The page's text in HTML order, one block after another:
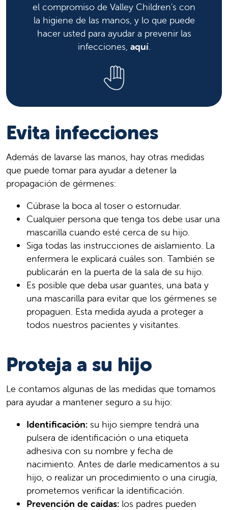
el compromiso de Valley Children's con
la higiene de las manos, y lo que puede
hacer usted para ayudar a prevenir las
infecciones, aquí.
Evita infecciones
Además de lavarse las manos, hay otras medidas
que puede tomar para ayudar a detener la
propagación de gérmenes:
Cúbrase la boca al toser o estornudar.
Cualquier persona que tenga tos debe usar una
mascarilla cuando esté cerca de su hijo.
Siga todas las instrucciones de aislamiento. La
enfermera le explicará cuáles son. También se
publicarán en la puerta de la sala de su hijo.
Es posible que deba usar guantes, una bata y
una mascarilla para evitar que los gérmenes se
propaguen. Esta medida ayuda a proteger a
todos nuestros pacientes y visitantes.
Proteja a su hijo
Le contamos algunas de las medidas que tomamos
para ayudar a mantener seguro a su hijo:
Identificación: su hijo siempre tendrá una
pulsera de identificación o una etiqueta
adhesiva con su nombre y fecha de
nacimiento. Antes de darle medicamentos a su
hijo, o realizar un procedimiento o una cirugía,
prometemos verificar la identificación.
Prevención de caídas: los padres pueden